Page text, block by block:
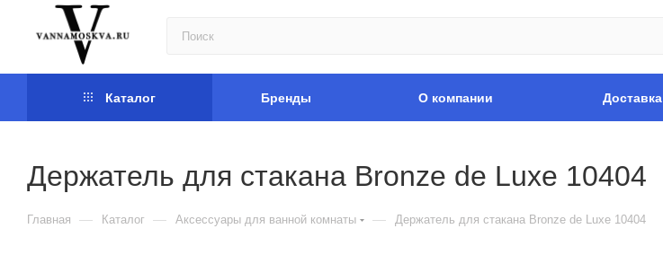
Каталог Бренды О компании Доставка
Держатель для стакана Bronze de Luxe 10404
Главная — Каталог — Аксессуары для ванной комнаты — Держатель для стакана Bronze de Luxe 10404